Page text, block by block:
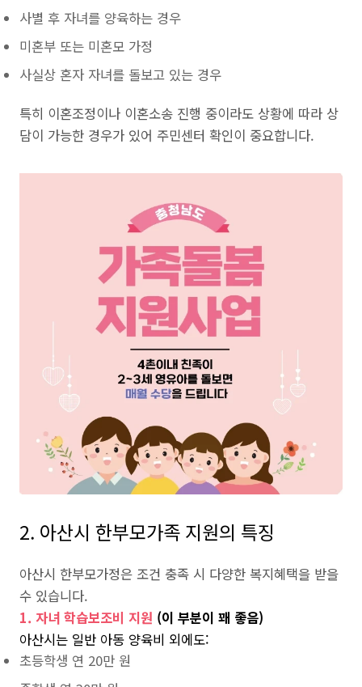
사별 후 자녀를 양육하는 경우
미혼부 또는 미혼모 가정
사실상 혼자 자녀를 돌보고 있는 경우
특히 이혼조정이나 이혼소송 진행 중이라도 상황에 따라 상
담이 가능한 경우가 있어 주민센터 확인이 중요합니다.
2. 아산시 한부모가족 지원의 특징
아산시 한부모가정은 조건 충족 시 다양한 복지혜택을 받을
수 있습니다.
1. 자녀 학습보조비 지원 (이 부분이 꽤 좋음)
아산시는 일반 아동 양육비 외에도:
초등학생 연 20만 원